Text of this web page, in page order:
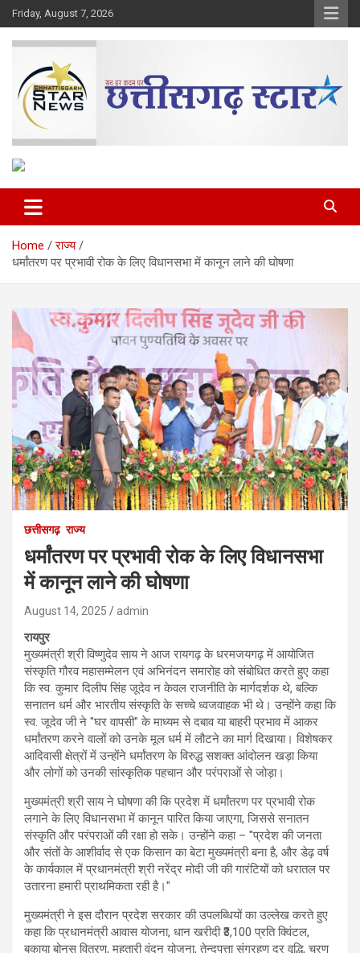
Skip
to
content
Friday, August 7, 2026
Chhattisgarh Star
Home
राज्य
धर्मांतरण पर प्रभावी रोक के लिए विधानसभा में कानून लाने की घोषणा
छत्तीसगढ़ राज्य
धर्मांतरण पर प्रभावी रोक के लिए विधानसभा
में कानून लाने की घोषणा
August 14, 2025 admin
रायपुर
मुख्यमंत्री श्री विष्णुदेव साय ने आज रायगढ़ के धरमजयगढ़ में आयोजित
संस्कृति गौरव महासम्मेलन एवं अभिनंदन समारोह को संबोधित करते हुए कहा
कि स्व. कुमार दिलीप सिंह जूदेव न केवल राजनीति के मार्गदर्शक थे, बल्कि
सनातन धर्म और भारतीय संस्कृति के सच्चे ध्वजवाहक भी थे। उन्होंने कहा कि
स्व. जूदेव जी ने "घर वापसी" के माध्यम से दबाव या बाहरी प्रभाव में आकर
धर्मांतरण करने वालों को उनके मूल धर्म में लौटने का मार्ग दिखाया। विशेषकर
आदिवासी क्षेत्रों में उन्होंने धर्मांतरण के विरुद्ध सशक्त आंदोलन खड़ा किया
और लोगों को उनकी सांस्कृतिक पहचान और परंपराओं से जोड़ा।
मुख्यमंत्री श्री साय ने घोषणा की कि प्रदेश में धर्मांतरण पर प्रभावी रोक
लगाने के लिए विधानसभा में कानून पारित किया जाएगा, जिससे सनातन
संस्कृति और परंपराओं की रक्षा हो सके। उन्होंने कहा – "प्रदेश की जनता
और संतों के आशीर्वाद से एक किसान का बेटा मुख्यमंत्री बना है, और डेढ़ वर्ष
के कार्यकाल में प्रधानमंत्री श्री नरेंद्र मोदी जी की गारंटियों को धरातल पर
उतारना हमारी प्राथमिकता रही है।"
मुख्यमंत्री ने इस दौरान प्रदेश सरकार की उपलब्धियों का उल्लेख करते हुए
कहा कि प्रधानमंत्री आवास योजना, धान खरीदी ₹3,100 प्रति क्विंटल,
बकाया बोनस वितरण, महतारी वंदन योजना, तेन्दूपत्ता संग्रहण दर वृद्धि, चरण